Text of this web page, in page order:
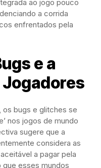
ao jogo pouco
a corrida
enfrentados pela
e a
os bugs e glitches se
nos jogos de mundo
sugere que a
considera as
a pagar pela
que esses mundos